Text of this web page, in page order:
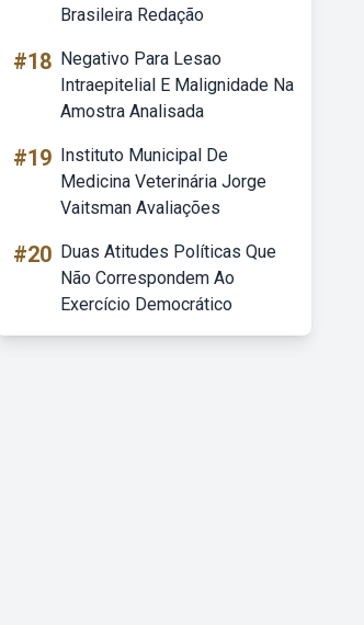
Brasileira Redação
#18 Negativo Para Lesao
Intraepitelial E Malignidade Na
Amostra Analisada
#19 Instituto Municipal De
Medicina Veterinária Jorge
Vaitsman Avaliações
#20 Duas Atitudes Políticas Que
Não Correspondem Ao
Exercício Democrático